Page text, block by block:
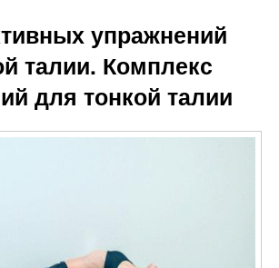
упражнений
талии. Комплекс
для тонкой талии